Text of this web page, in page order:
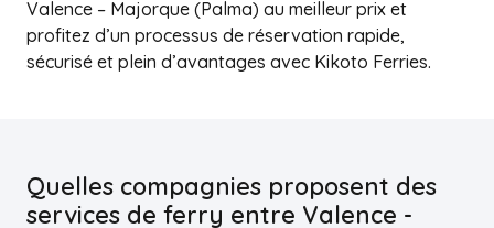
Valence – Majorque (Palma) au meilleur prix et
profitez d’un processus de réservation rapide,
sécurisé et plein d’avantages avec Kikoto Ferries.
Quelles compagnies proposent des
services de ferry entre Valence -